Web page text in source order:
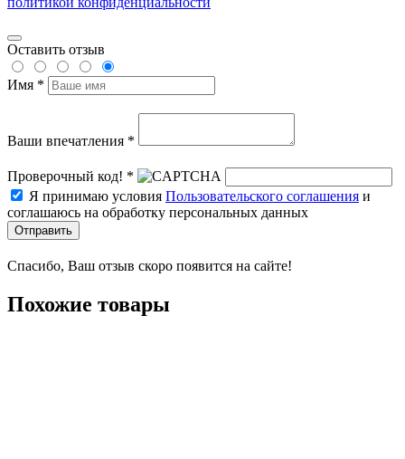
Оставить отзыв
Имя *
Ваши впечатления *
Проверочный код! *
Я принимаю условия Пользовательского соглашения и
соглашаюсь на обработку персональных данных
Отправить
Спасибо, Ваш отзыв скоро появится на сайте!
Похожие товары